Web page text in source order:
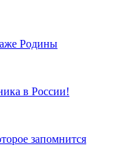
Родины
в России!
запомнится